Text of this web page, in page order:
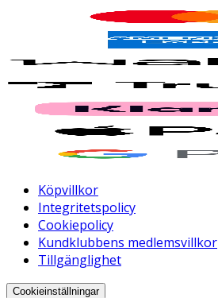
Köpvillkor
Integritetspolicy
Cookiepolicy
Kundklubbens medlemsvillkor
Tillgänglighet
Cookieinställningar